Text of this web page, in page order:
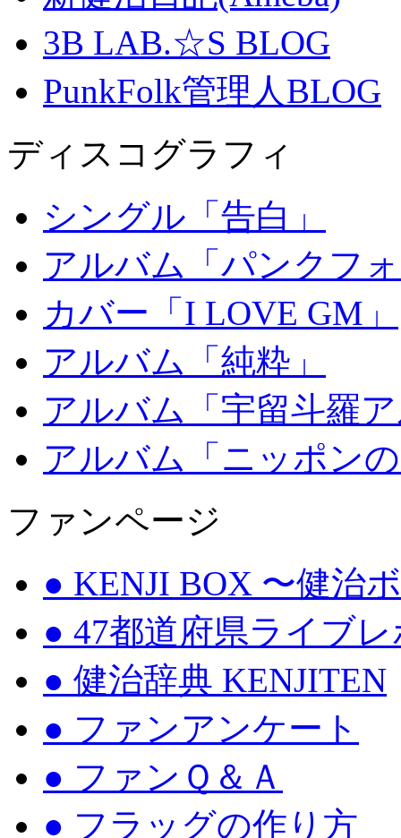
3B LAB.☆S BLOG
PunkFolk管理人BLOG
ディスコグラフィ
シングル「告白」
アルバム「パンクフ
カバー「I LOVE GM」
アルバム「純粋」
アルバム「宇留斗羅
アルバム「ニッポン
ファンページ
● KENJI BOX 〜健治
● 47都道府県ライブ
● 健治辞典 KENJITEN
● ファンアンケート
● ファンＱ＆Ａ
● フラッグの作り方